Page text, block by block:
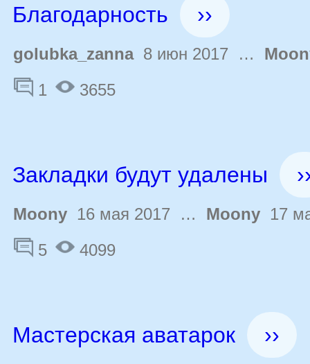
Благодарность ››
golubka_zanna8 июн 2017 …
1
3655
Закладки будут удалены
Moony 16 мая 2017 … Moony 17
5
4099
Мастерская аватарок ››